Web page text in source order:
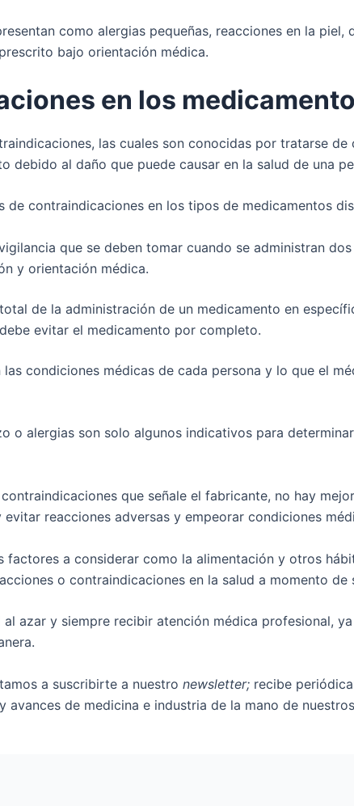
como alergias pequeñas, reacciones en la
bajo orientación médica.
en los
las cuales son conocidas por tratarse
debido al daño que puede causar en la salud de una
de contraindicaciones en los tipos de medicamentos
que se deben tomar cuando se administran
y orientación médica.
de la administración de un medicamento en
evitar el medicamento por completo.
condiciones médicas de cada persona y lo que el
o alergias son solo algunos indicativos para
que señale el fabricante, no hay
reacciones adversas y empeorar condiciones
factores a considerar como la alimentación y otros
o contraindicaciones en la salud a momento de
azar y siempre recibir atención médica profesional,
a suscribirte a nuestro newsletter; recibe
de medicina e industria de la mano de